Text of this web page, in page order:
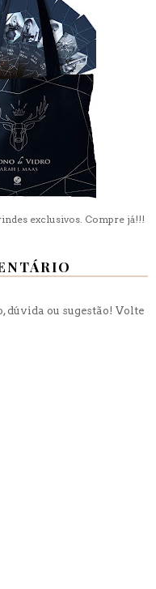
exclusivos. Compre já!!!
dúvida ou sugestão! Volte